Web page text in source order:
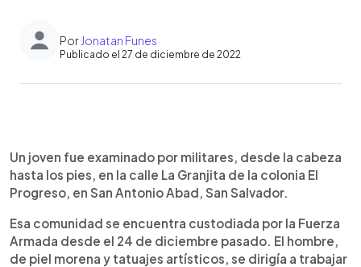
Por Jonatan Funes
Publicado el 27 de diciembre de 2022
Escuchar artículo
Un joven fue examinado por militares, desde la cabeza
hasta los pies, en la calle La Granjita de la colonia El
Progreso, en San Antonio Abad, San Salvador.
Esa comunidad se encuentra custodiada por la Fuerza
Armada desde el 24 de diciembre pasado. El hombre,
de piel morena y tatuajes artísticos, se dirigía a trabajar